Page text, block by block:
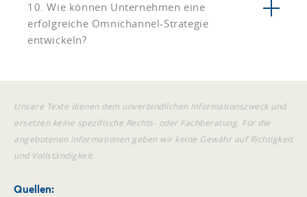
10. Wie können Unternehmen eine
erfolgreiche Omnichannel-Strategie
entwickeln?
Unsere Texte dienen dem unverbindlichen Informationszweck und
ersetzen keine spezifische Rechts- oder Fachberatung. Für die
angebotenen Informationen geben wir keine Gewähr auf Richtigkeit
und Vollständigkeit.
Quellen: